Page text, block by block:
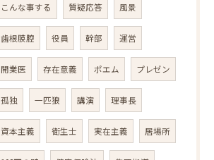
こんな事する 質疑応答 風景
歯根膜腔 役員 幹部 運営
開業医 存在意義 ポエム プレゼン
孤独 一匹狼 講演 理事長
資本主義 衛生士 実在主義 居場所